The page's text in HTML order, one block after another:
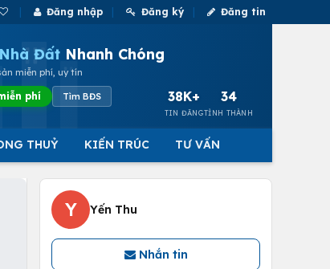
Đăng nhập Đăng ký Đăng tin
Nhà Đất Nhanh Chóng
miễn phí, uy tín
phí Tìm BĐS 38K+
TIN ĐĂNG
34
TỈNH THÀNH
THUỶ KIẾN TRÚC TƯ VẤN
Y Yến Thu
Nhắn tin